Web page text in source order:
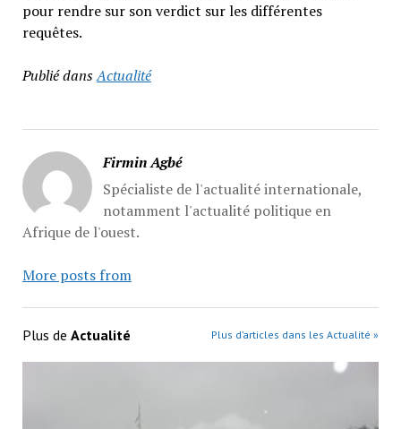
pour rendre sur son verdict sur les différentes
requêtes.
Publié dansActualité
Firmin Agbé
Spécialiste de l'actualité internationale,
notamment l'actualité politique en
Afrique de l'ouest.
More posts from
Plus de Actualité Plus d’articles dans les Actualité »